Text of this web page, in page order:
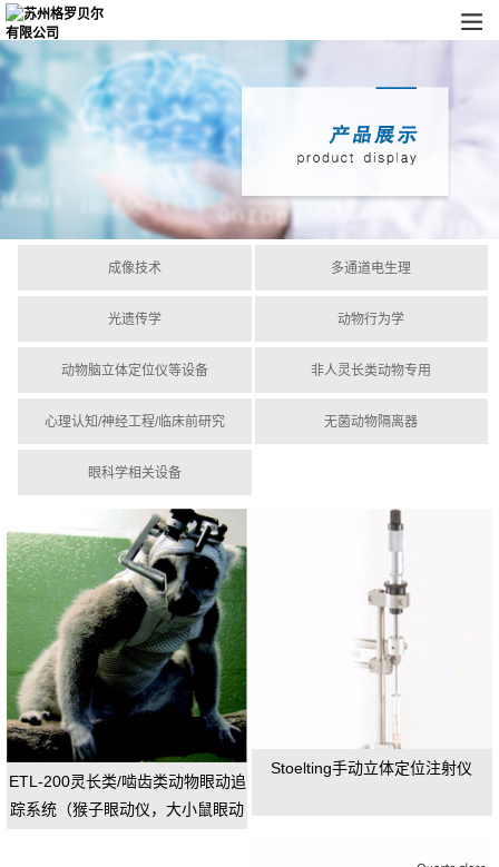
成像技术 多通道电生理
光遗传学 动物行为学
动物脑立体定位仪等设备 非人灵长类动物专用
心理认知/神经工程/临床前研究 无菌动物隔离器
眼科学相关设备
ETL-200灵长类/啮齿类动物眼动追
踪系统（猴子眼动仪，大小鼠眼动
Stoelting手动立体定位注射仪